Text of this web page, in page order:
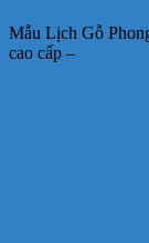
Mẫu Lịch Gỗ
cao cấp –